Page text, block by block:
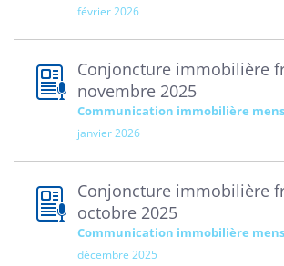
février 2026
Conjoncture immobilière
novembre 2025
Communication immobilière
janvier 2026
Conjoncture immobilière
octobre 2025
Communication immobilière
décembre 2025